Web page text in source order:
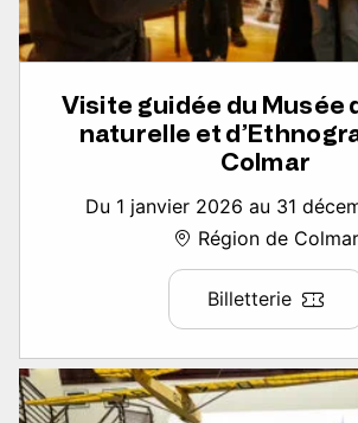
Visite guidée du Musée
naturelle et
Colmar
Du 1 janvier 2026 au 31
Région de Colmar
Billetterie